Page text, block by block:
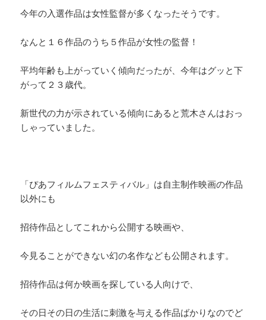
今年の入選作品は女性監督が多くなったそうです。
なんと１６作品のうち５作品が女性の監督！
平均年齢も上がっていく傾向だったが、今年はグッと下
がって２３歳代。
新世代の力が示されている傾向にあると荒木さんはおっ
しゃっていました。
「ぴあフィルムフェスティバル」は自主制作映画の作品
以外にも
招待作品としてこれから公開する映画や、
今見ることができない幻の名作なども公開されます。
招待作品は何か映画を探している人向けで、
その日その日の生活に刺激を与える作品ばかりなのでど